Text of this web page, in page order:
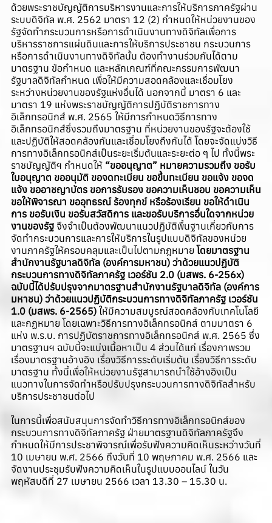
ด้วยพระราชบัญญัติการบริหารงานและการให้บริการภาครัฐผ่าน
ระบบดิจิทัล พ.ศ. 2562 มาตรา 12 (2) กำหนดให้หน่วยงานของ
รัฐจัดทำกระบวนการหรือการดำเนินงานทางดิจิทัลเพื่อการ
บริหารราชการแผ่นดินและการให้บริการประชาชน กระบวนการ
หรือการดำเนินงานทางดิจิทัลนั้น ต้องทำงานร่วมกันได้ตาม
มาตรฐาน ข้อกำหนด และหลักเกณฑ์ที่คณะกรรมการพัฒนา
รัฐบาลดิจิทัลกำหนด เพื่อให้มีความสอดคล้องและเชื่อมโยง
ระหว่างหน่วยงานของรัฐแห่งอื่นได้ นอกจากนี้ มาตรา 6 และ
มาตรา 19 แห่งพระราชบัญญัติการปฏิบัติราชการทาง
อิเล็กทรอนิกส์ พ.ศ. 2565 ให้มีการกำหนดวิธีการทาง
อิเล็กทรอนิกส์ซึ่งรวมถึงมาตรฐาน ที่หน่วยงานของรัฐจะต้องใช้
และปฏิบัติให้สอดคล้องกันและเชื่อมโยงถึงกันได้ โดยจะจัดแบ่งวิธี
การทางอิเล็กทรอนิกส์เป็นระยะเริ่มต้นและระยะต่อ ๆ ไป ทั้งนี้พระ
ราชบัญญัติฯ กำหนดให้ “ขออนุญาต” หมายความรวมถึง ขอรับ
ใบอนุญาต ขออนุมัติ ขอจดทะเบียน ขอขึ้นทะเบียน ขอแจ้ง ขอจด
แจ้ง ขออาชญาบัตร ขอการรับรอง ขอความเห็นชอบ ขอความเห็น
ขอให้พิจารณา ขออุทธรณ์ ร้องทุกข์ หรือร้องเรียน ขอให้ดำเนิน
การ ขอรับเงิน ขอรับสวัสดิการ และขอรับบริการอื่นใดจากหน่วย
งานของรัฐ จึงจำเป็นต้องพัฒนาแนวปฏิบัติพื้นฐานเกี่ยวกับการ
จัดทำกระบวนการและการให้บริการในรูปแบบดิจิทัลของหน่วย
งานภาครัฐให้ครอบคลุมและเป็นไปตามกฎหมาย โดยมาตรฐาน
สำนักงานรัฐบาลดิจิทัล (องค์การมหาชน) ว่าด้วยแนวปฏิบัติ
กระบวนการทางดิจิทัลภาครัฐ เวอร์ชัน 2.0 (มสพร. 6-256x)
ฉบับนี้ได้ปรับปรุงจากมาตรฐานสำนักงานรัฐบาลดิจิทัล (องค์การ
มหาชน) ว่าด้วยแนวปฏิบัติกระบวนการทางดิจิทัลภาครัฐ เวอร์ชัน
1.0 (มสพร. 6-2565) ให้มีความสมบูรณ์สอดคล้องกับเทคโนโลยี
และกฏหมาย โดยเฉพาะวิธีการทางอิเล็กทรอนิกส์ ตามมาตรา 6
แห่ง พ.ร.บ. การปฏิบัตราชการทางอิเล็กทรอนิกส์ พ.ศ. 2565 ซึ่ง
มาตรฐานฯ ฉบับนี้จะแบ่งเนื้อหาเป็น 4 ส่วนได้แก่ เรื่องภาพรวม
เรื่องมาตรฐานอ้างอิง เรื่องวิธีการระดับเริ่มต้น เรื่องวิธีการระดับ
มาตรฐาน ทั้งนี้เพื่อให้หน่วยงานรัฐสามารถนำใช้อ้างอิงเป็น
แนวทางในการจัดทำหรือปรับปรุงกระบวนการทางดิจิทัลสำหรับ
บริการประชาชนต่อไป
ในการนี้เพื่อสนับสนุนการจัดทำวิธีการทางอิเล็กทรอนิกส์ของ
กระบวนการทางดิจิทัลภาครัฐ ฝ่ายมาตรฐานดิจิทัลภาครัฐจึง
กำหนดให้มีการประชาพิจารณ์เพื่อรับฟังความคิดเห็นระหว่างวันที่
10 เมษายน พ.ศ. 2566 ถึงวันที่ 10 พฤษภาคม พ.ศ. 2566 และ
จัดงานประชุมรับฟังความคิดเห็นในรูปแบบออนไลน์ ในวัน
พฤหัสบดีที่ 27 เมษายน 2566 เวลา 13.30 – 15.30 น.